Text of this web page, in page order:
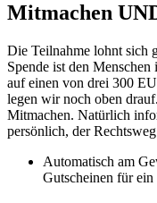
Mitmachen
Die Teilnahme lohnt sich
Spende ist den
auf einen von drei 300
legen wir noch oben
Mitmachen. Natürlich
persönlich, der
Automatisch am
Gutscheinen für